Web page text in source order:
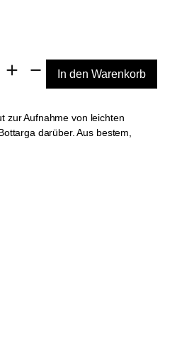
zur Aufnahme von leichten
darüber. Aus bestem,